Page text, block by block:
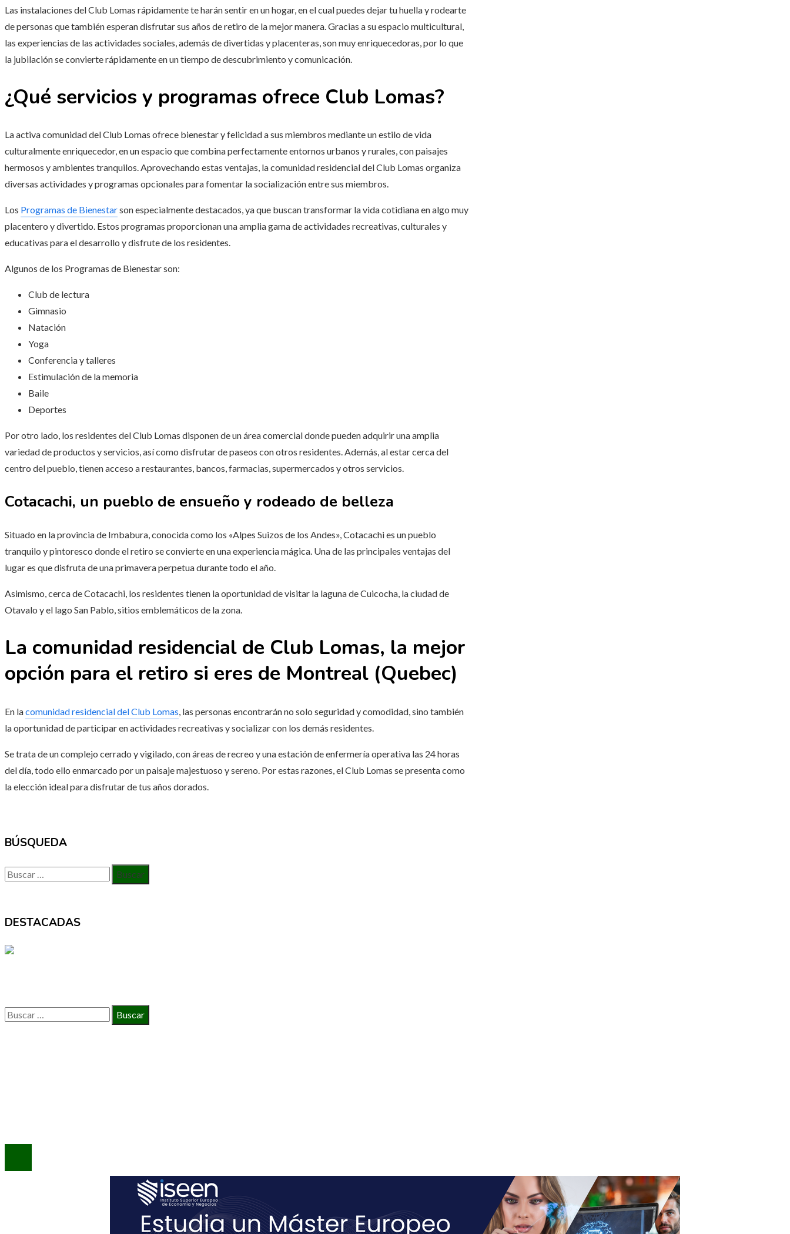
Las instalaciones del Club Lomas rápidamente te harán sentir en un hogar, en el cual puedes dejar tu huella y rodearte
de personas que también esperan disfrutar sus años de retiro de la mejor manera. Gracias a su espacio multicultural,
las experiencias de las actividades sociales, además de divertidas y placenteras, son muy enriquecedoras, por lo que
la jubilación se convierte rápidamente en un tiempo de descubrimiento y comunicación.
¿Qué servicios y programas ofrece Club Lomas?
La activa comunidad del Club Lomas ofrece bienestar y felicidad a sus miembros mediante un estilo de vida
culturalmente enriquecedor, en un espacio que combina perfectamente entornos urbanos y rurales, con paisajes
hermosos y ambientes tranquilos. Aprovechando estas ventajas, la comunidad residencial del Club Lomas organiza
diversas actividades y programas opcionales para fomentar la socialización entre sus miembros.
Los Programas de Bienestarson especialmente destacados, ya que buscan transformar la vida cotidiana en algo muy
placentero y divertido. Estos programas proporcionan una amplia gama de actividades recreativas, culturales y
educativas para el desarrollo y disfrute de los residentes.
Algunos de los Programas de Bienestar son:
Club de lectura
Gimnasio
Natación
Yoga
Conferencia y talleres
Estimulación de la memoria
Baile
Deportes
Por otro lado, los residentes del Club Lomas disponen de un área comercial donde pueden adquirir una amplia
variedad de productos y servicios, así como disfrutar de paseos con otros residentes. Además, al estar cerca del
centro del pueblo, tienen acceso a restaurantes, bancos, farmacias, supermercados y otros servicios.
Cotacachi, un pueblo de ensueño y rodeado de belleza
Situado en la provincia de Imbabura, conocida como los «Alpes Suizos de los Andes», Cotacachi es un pueblo
tranquilo y pintoresco donde el retiro se convierte en una experiencia mágica. Una de las principales ventajas del
lugar es que disfruta de una primavera perpetua durante todo el año.
Asimismo, cerca de Cotacachi, los residentes tienen la oportunidad de visitar la laguna de Cuicocha, la ciudad de
Otavalo y el lago San Pablo, sitios emblemáticos de la zona.
La comunidad residencial de Club Lomas, la mejor
opción para el retiro si eres de Montreal (Quebec)
En lacomunidad residencial del Club Lomas , las personas encontrarán no solo seguridad y comodidad, sino también
la oportunidad de participar en actividades recreativas y socializar con los demás residentes.
Se trata de un complejo cerrado y vigilado, con áreas de recreo y una estación de enfermería operativa las 24 horas
del día, todo ello enmarcado por un paisaje majestuoso y sereno. Por estas razones, el Club Lomas se presenta como
la elección ideal para disfrutar de tus años dorados.
BÚSQUEDA
Buscar:
DESTACADAS
Buscar: